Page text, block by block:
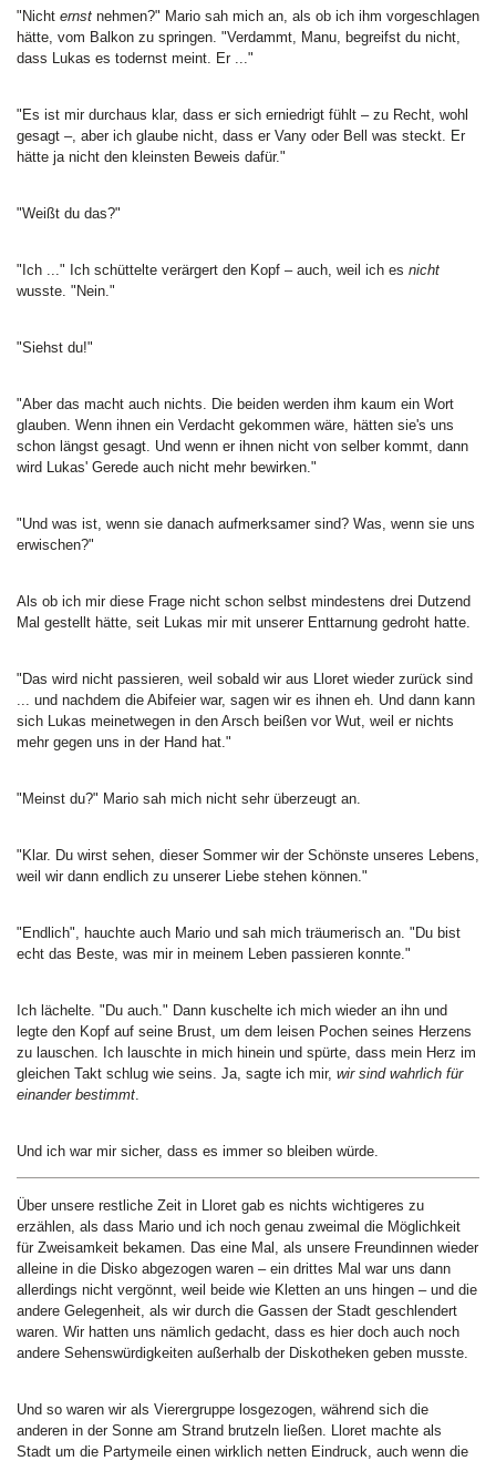
"Nicht ernst nehmen?" Mario sah mich an, als ob ich ihm vorgeschlagen
hätte, vom Balkon zu springen. "Verdammt, Manu, begreifst du nicht,
dass Lukas es todernst meint. Er ..."
"Es ist mir durchaus klar, dass er sich erniedrigt fühlt – zu Recht, wohl
gesagt –, aber ich glaube nicht, dass er Vany oder Bell was steckt. Er
hätte ja nicht den kleinsten Beweis dafür."
"Weißt du das?"
"Ich ..." Ich schüttelte verärgert den Kopf – auch, weil ich es nicht
wusste. "Nein."
"Siehst du!"
"Aber das macht auch nichts. Die beiden werden ihm kaum ein Wort
glauben. Wenn ihnen ein Verdacht gekommen wäre, hätten sie's uns
schon längst gesagt. Und wenn er ihnen nicht von selber kommt, dann
wird Lukas' Gerede auch nicht mehr bewirken."
"Und was ist, wenn sie danach aufmerksamer sind? Was, wenn sie uns
erwischen?"
Als ob ich mir diese Frage nicht schon selbst mindestens drei Dutzend
Mal gestellt hätte, seit Lukas mir mit unserer Enttarnung gedroht hatte.
"Das wird nicht passieren, weil sobald wir aus Lloret wieder zurück sind
... und nachdem die Abifeier war, sagen wir es ihnen eh. Und dann kann
sich Lukas meinetwegen in den Arsch beißen vor Wut, weil er nichts
mehr gegen uns in der Hand hat."
"Meinst du?" Mario sah mich nicht sehr überzeugt an.
"Klar. Du wirst sehen, dieser Sommer wir der Schönste unseres Lebens,
weil wir dann endlich zu unserer Liebe stehen können."
"Endlich", hauchte auch Mario und sah mich träumerisch an. "Du bist
echt das Beste, was mir in meinem Leben passieren konnte."
Ich lächelte. "Du auch." Dann kuschelte ich mich wieder an ihn und
legte den Kopf auf seine Brust, um dem leisen Pochen seines Herzens
zu lauschen. Ich lauschte in mich hinein und spürte, dass mein Herz im
gleichen Takt schlug wie seins. Ja, sagte ich mir, wir sind wahrlich für
einander bestimmt
Und ich war mir sicher, dass es immer so bleiben würde.
Über unsere restliche Zeit in Lloret gab es nichts wichtigeres zu
erzählen, als dass Mario und ich noch genau zweimal die Möglichkeit
für Zweisamkeit bekamen. Das eine Mal, als unsere Freundinnen wieder
alleine in die Disko abgezogen waren – ein drittes Mal war uns dann
allerdings nicht vergönnt, weil beide wie Kletten an uns hingen – und die
andere Gelegenheit, als wir durch die Gassen der Stadt geschlendert
waren. Wir hatten uns nämlich gedacht, dass es hier doch auch noch
andere Sehenswürdigkeiten außerhalb der Diskotheken geben musste.
Und so waren wir als Vierergruppe losgezogen, während sich die
anderen in der Sonne am Strand brutzeln ließen. Lloret machte als
Stadt um die Partymeile einen wirklich netten Eindruck, auch wenn die